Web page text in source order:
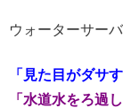
ウォーターサー
「見た目がダサす
「水道水をろ過